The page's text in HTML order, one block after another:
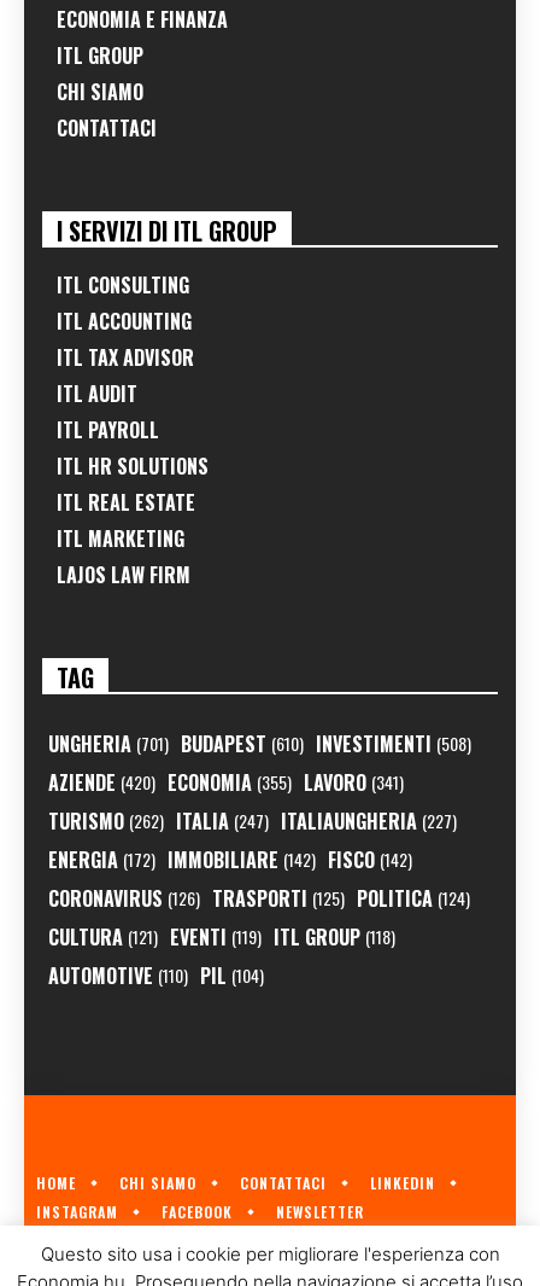
ECONOMIA E FINANZA
ITL GROUP
CHI SIAMO
CONTATTACI
I SERVIZI DI ITL GROUP
ITL CONSULTING
ITL ACCOUNTING
ITL TAX ADVISOR
ITL AUDIT
ITL PAYROLL
ITL HR SOLUTIONS
ITL REAL ESTATE
ITL MARKETING
LAJOS LAW FIRM
TAG
UNGHERIA (701) BUDAPEST (610) INVESTIMENTI (508)
AZIENDE (420) ECONOMIA (355) LAVORO (341)
TURISMO (262) ITALIA (247) ITALIAUNGHERIA (227)
ENERGIA (172) IMMOBILIARE (142) FISCO (142)
CORONAVIRUS (126) TRASPORTI (125) POLITICA (124)
CULTURA (121) EVENTI (119) ITL GROUP (118)
AUTOMOTIVE (110) PIL (104)
HOME CHI SIAMO CONTATTACI
LINKEDIN
INSTAGRAM
FACEBOOK NEWSLETTER
ECONOMIA.HU È IL PRIMO GIORNALE ITALIANO SULL'ECONOMIA UNGHERESE
A CURA DIITL GROUP© 2023
Questo sito usa i cookie per migliorare l'esperienza con
Economia.hu. Proseguendo nella navigazione si accetta l’uso